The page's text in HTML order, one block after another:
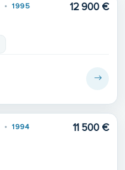
1995 12 900 €
1994 11 500 €